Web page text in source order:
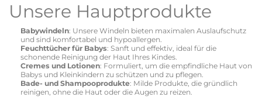
Unsere Hauptprodukte
Babywindeln: Unsere Windeln bieten maximalen Auslaufschutz
und sind komfortabel und hypoallergen.
Feuchttücher für Babys: Sanft und effektiv, ideal für die
schonende Reinigung der Haut Ihres Kindes.
Cremes und Lotionen: Formuliert, um die empfindliche Haut von
Babys und Kleinkindern zu schützen und zu pflegen.
Bade- und Shampooprodukte: Milde Produkte, die gründlich
reinigen, ohne die Haut oder die Augen zu reizen.